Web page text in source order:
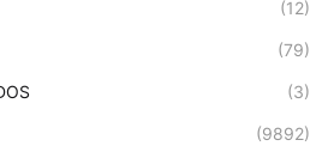
(12)
(79)
(3)
(9892)